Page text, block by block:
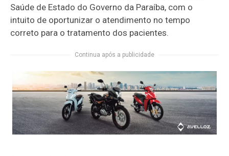
Saúde de Estado do Governo da Paraíba, com o
intuito de oportunizar o atendimento no tempo
correto para o tratamento dos pacientes.
Continua após a publicidade